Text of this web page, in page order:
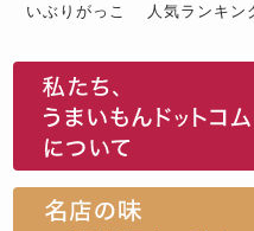
いぶりがっこ
人気ランキン